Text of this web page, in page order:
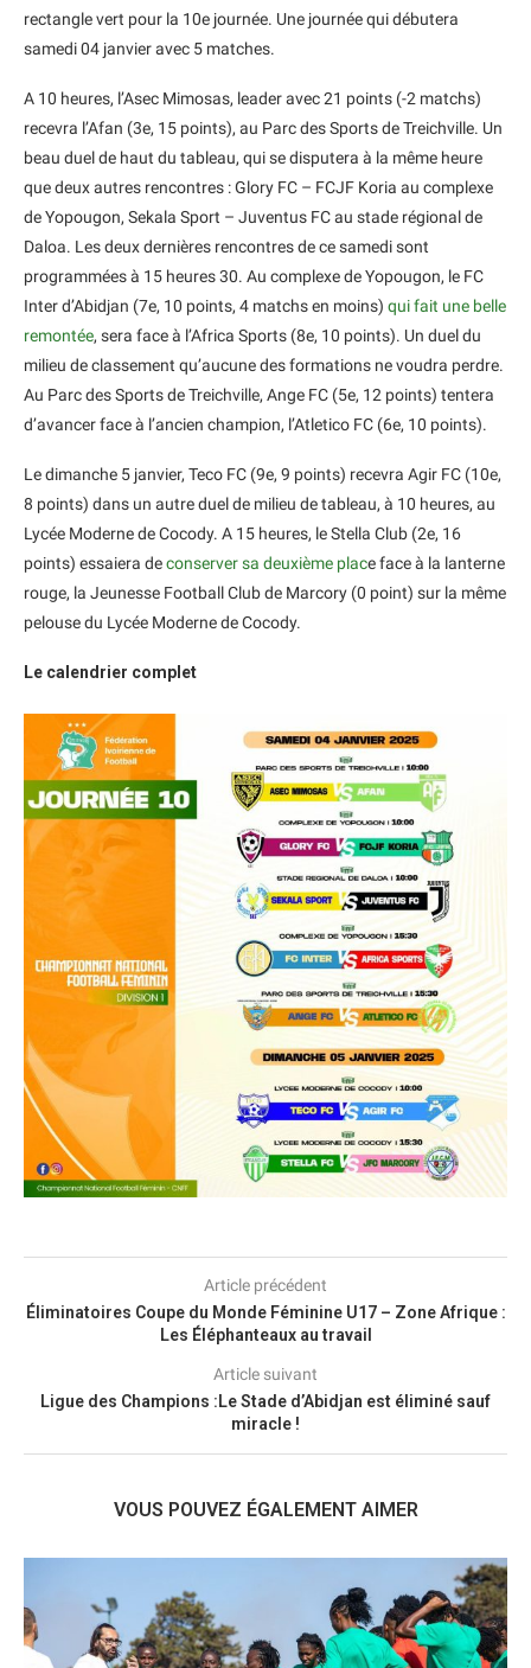
rectangle vert pour la 10e journée. Une journée qui débutera
samedi 04 janvier avec 5 matches.
A 10 heures, l’Asec Mimosas, leader avec 21 points (-2 matchs)
recevra l’Afan (3e, 15 points), au Parc des Sports de Treichville. Un
beau duel de haut du tableau, qui se disputera à la même heure
que deux autres rencontres : Glory FC – FCJF Koria au complexe
de Yopougon, Sekala Sport – Juventus FC au stade régional de
Daloa. Les deux dernières rencontres de ce samedi sont
programmées à 15 heures 30. Au complexe de Yopougon, le FC
Inter d’Abidjan (7e, 10 points, 4 matchs en moins) qui fait une belle
remontée, sera face à l’Africa Sports (8e, 10 points). Un duel du
milieu de classement qu’aucune des formations ne voudra perdre.
Au Parc des Sports de Treichville, Ange FC (5e, 12 points) tentera
d’avancer face à l’ancien champion, l’Atletico FC (6e, 10 points).
Le dimanche 5 janvier, Teco FC (9e, 9 points) recevra Agir FC (10e,
8 points) dans un autre duel de milieu de tableau, à 10 heures, au
Lycée Moderne de Cocody. A 15 heures, le Stella Club (2e, 16
points) essaiera deconserver sa deuxième place face à la lanterne
rouge, la Jeunesse Football Club de Marcory (0 point) sur la même
pelouse du Lycée Moderne de Cocody.
Le calendrier complet
Article précédent
Éliminatoires Coupe du Monde Féminine U17 – Zone Afrique :
Les Éléphanteaux au travail
Article suivant
Ligue des Champions :Le Stade d’Abidjan est éliminé sauf
miracle !
VOUS POUVEZ ÉGALEMENT AIMER